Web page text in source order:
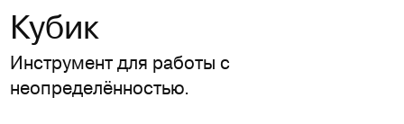
Кубик
Инструмент для работы с
неопределённостью.